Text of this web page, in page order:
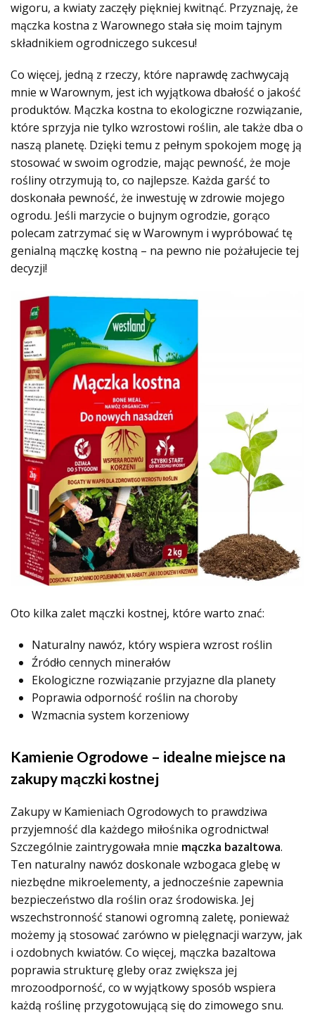
wigoru, a kwiaty zaczęły piękniej kwitnąć. Przyznaję, że
mączka kostna z Warownego stała się moim tajnym
składnikiem ogrodniczego sukcesu!
Co więcej, jedną z rzeczy, które naprawdę zachwycają
mnie w Warownym, jest ich wyjątkowa dbałość o jakość
produktów. Mączka kostna to ekologiczne rozwiązanie,
które sprzyja nie tylko wzrostowi roślin, ale także dba o
naszą planetę. Dzięki temu z pełnym spokojem mogę ją
stosować w swoim ogrodzie, mając pewność, że moje
rośliny otrzymują to, co najlepsze. Każda garść to
doskonała pewność, że inwestuję w zdrowie mojego
ogrodu. Jeśli marzycie o bujnym ogrodzie, gorąco
polecam zatrzymać się w Warownym i wypróbować tę
genialną mączkę kostną – na pewno nie pożałujecie tej
decyzji!
Oto kilka zalet mączki kostnej, które warto znać:
Naturalny nawóz, który wspiera wzrost roślin
Źródło cennych minerałów
Ekologiczne rozwiązanie przyjazne dla planety
Poprawia odporność roślin na choroby
Wzmacnia system korzeniowy
Kamienie Ogrodowe – idealne miejsce na
zakupy mączki kostnej
Zakupy w Kamieniach Ogrodowych to prawdziwa
przyjemność dla każdego miłośnika ogrodnictwa!
Szczególnie zaintrygowała mnie mączka bazaltowa.
Ten naturalny nawóz doskonale wzbogaca glebę w
niezbędne mikroelementy, a jednocześnie zapewnia
bezpieczeństwo dla roślin oraz środowiska. Jej
wszechstronność stanowi ogromną zaletę, ponieważ
możemy ją stosować zarówno w pielęgnacji warzyw, jak
i ozdobnych kwiatów. Co więcej, mączka bazaltowa
poprawia strukturę gleby oraz zwiększa jej
mrozoodporność, co w wyjątkowy sposób wspiera
każdą roślinę przygotowującą się do zimowego snu.